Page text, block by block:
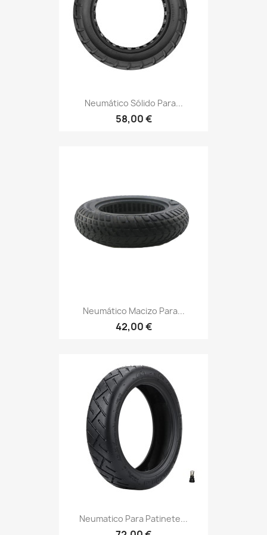
Neumático Sólido Para...
58,00 €
Neumático Macizo Para...
42,00 €
Neumatico Para Patinete...